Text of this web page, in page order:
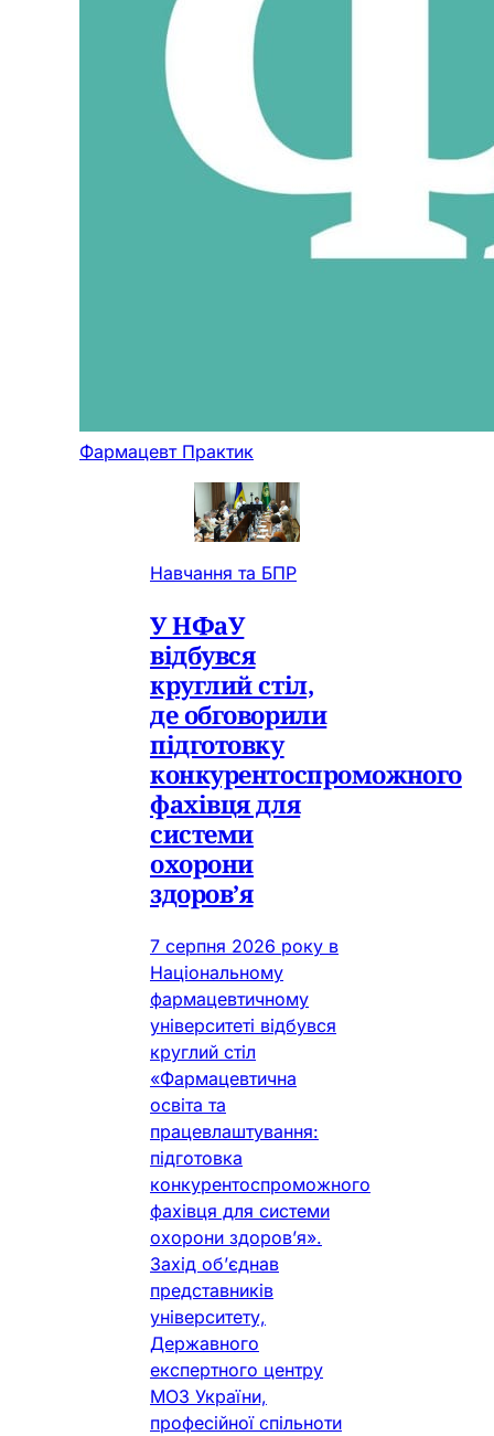
Фармацевт Практик
Навчання та БПР
У НФаУ
відбувся
круглий стіл,
де обговорили
підготовку
конкурентоспроможного
фахівця для
системи
охорони
здоров’я
7 серпня 2026 року в
Національному
фармацевтичному
університеті відбувся
круглий стіл
«Фармацевтична
освіта та
працевлаштування:
підготовка
конкурентоспроможного
фахівця для системи
охорони здоров’я».
Захід об’єднав
представників
університету,
Державного
експертного центру
МОЗ України,
професійної спільноти